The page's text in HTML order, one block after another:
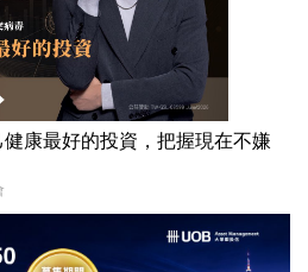
康最好的投資，把握現在不嫌